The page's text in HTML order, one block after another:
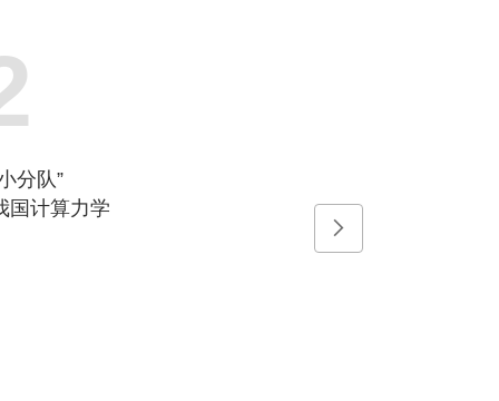
分队”
国计算力学